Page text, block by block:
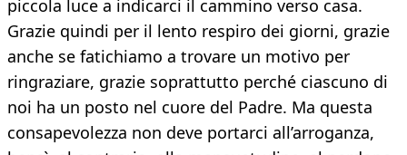
piccola luce a indicarci il cammino verso casa.
Grazie quindi per il lento respiro dei giorni, grazie
anche se fatichiamo a trovare un motivo per
ringraziare, grazie soprattutto perché ciascuno di
noi ha un posto nel cuore del Padre. Ma questa
consapevolezza non deve portarci all’arroganza,